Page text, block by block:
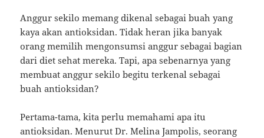
Anggur sekilo memang dikenal sebagai buah yang
kaya akan antioksidan. Tidak heran jika banyak
orang memilih mengonsumsi anggur sebagai bagian
dari diet sehat mereka. Tapi, apa sebenarnya yang
membuat anggur sekilo begitu terkenal sebagai
buah antioksidan?
Pertama-tama, kita perlu memahami apa itu
antioksidan. Menurut Dr. Melina Jampolis, seorang